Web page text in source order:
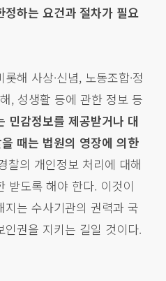
하는 요건과 절차가 필요
해 사상·신념, 노동조합·정
, 성생활 등에 관한 정보 등
민감정보를 제공받거나 대
때는 법원의 영장에 의한
찰의 개인정보 처리에 대해
받도록 해야 한다. 이것이
는 수사기관의 권력과 국
권을 지키는 길일 것이다.